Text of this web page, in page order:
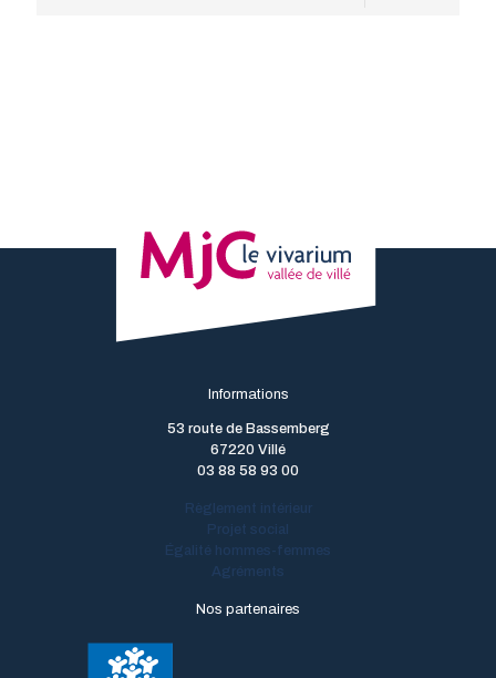
Informations
53 route de Bassemberg
67220 Villé
03 88 58 93 00
Règlement intérieur
Projet social
Égalité hommes-femmes
Agréments
Nos partenaires